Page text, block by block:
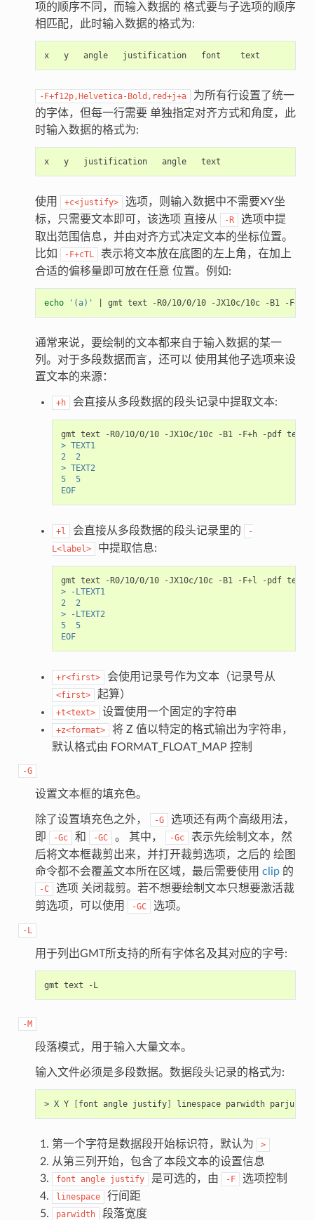
项的顺序不同，而输入数据的 格式要与子选项的顺序
相匹配，此时输入数据的格式为:
x y angle justification font
-F+f12p,Helvetica-Bold,red+j+a
为所有行设置了统一
的字体，但每一行需要 单独指定对齐方式和角度，此
时输入数据的格式为:
x y justification angle
使用 +c<justify>
选项，则输入数据中不需要XY坐
标，只需要文本即可，该选项 直接从
-R
选项中提
取出范围信息，并由对齐方式决定文本的坐标位置。
比如
-F+cTL
表示将文本放在底图的左上角，在加上
合适的偏移量即可放在任意 位置。例如:
echo '(a)' gmt text -R0/10/0/10 -JX10c/10c -B1 -F+cTL
通常来说，要绘制的文本都来自于输入数据的某一
列。对于多段数据而言，还可以 使用其他子选项来设
置文本的来源：
+h 会直接从多段数据的段头记录中提取文本:
gmt text -R0/10/0/10 -JX10c/10c -B1 -F+h -pdf text
> TEXT1
2  2
> TEXT2
5  5
EOF
+l 会直接从多段数据的段头记录里的
-
L<label>
中提取信息:
gmt text -R0/10/0/10 -JX10c/10c -B1 -F+l -pdf text
> -LTEXT1
2  2
> -LTEXT2
5  5
EOF
+r<first> 会使用记录号作为文本（记录号从
<first> 起算）
+t<text> 设置使用一个固定的字符串
+z<format>
将 Z 值以特定的格式输出为字符串，
默认格式由 FORMAT_FLOAT_MAP 控制
-G
设置文本框的填充色。
除了设置填充色之外， -G
选项还有两个高级用法，
即
-Gc 和 -GC 。 其中， -Gc
表示先绘制文本，然
后将文本框裁剪出来，并打开裁剪选项，之后的 绘图
命令都不会覆盖文本所在区域，最后需要使用 clip的
-C
选项 关闭裁剪。若不想要绘制文本只想要激活裁
剪选项，可以使用
-GC 选项。
-L
用于列出GMT所支持的所有字体名及其对应的字号:
gmt text
-M
段落模式，用于输入大量文本。
输入文件必须是多段数据。数据段头记录的格式为:
> X Y [font angle justify] linespace parwidth
第一个字符是数据段开始标识符，默认为 >
从第三列开始，包含了本段文本的设置信息
font angle justify 是可选的，由 -F 选项控制
linespace 行间距
parwidth 段落宽度